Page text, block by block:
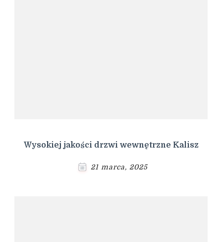
Wysokiej jakości drzwi wewnętrzne Kalisz
21 marca, 2025